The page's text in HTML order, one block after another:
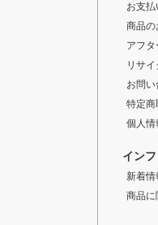
お支
商品の
アフタ
リサ
お問
特定商
個人情
イン
新着情
商品に